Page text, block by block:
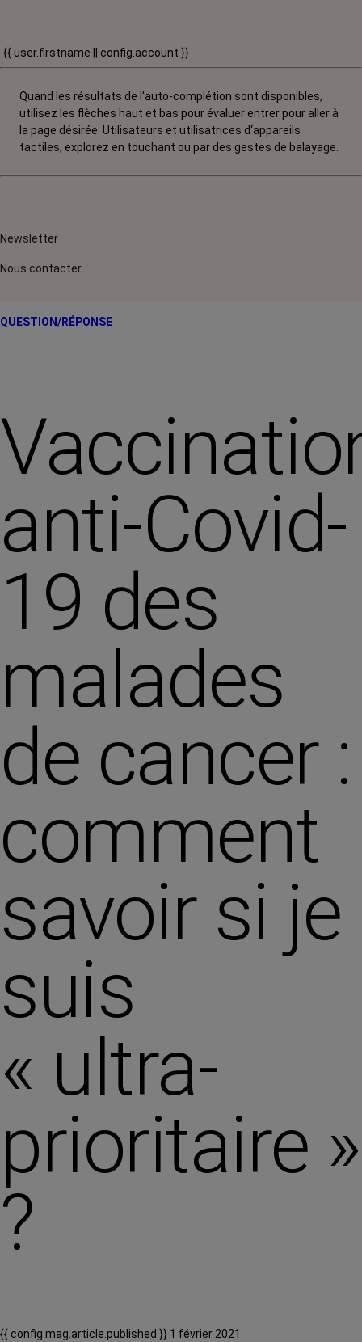
{{ user.firstname || config.account }}
Quand les résultats de l'auto-complétion sont disponibles,
utilisez les flèches haut et bas pour évaluer entrer pour aller à
la page désirée. Utilisateurs et utilisatrices d‘appareils
tactiles, explorez en touchant ou par des gestes de balayage.
Newsletter
Nous contacter
QUESTION/RÉPONSE
anti-Covid-
19 des
malades
de cancer :
comment
savoir si je
suis
« ultra-
prioritaire »
?
{{ config.mag.article.published }} 1 février 2021